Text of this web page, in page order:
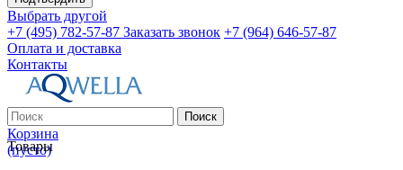
Выбрать другой
+7 (495) 782-57-87 Заказать звонок +7 (964) 646-57-87
Оплата и доставка
Контакты
Поиск
Корзина
(пусто)
Товары